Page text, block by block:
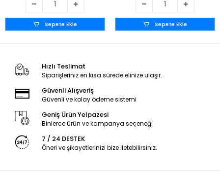
Sepete Ekle Sepete Ekle
Hızlı Teslimat
Siparişleriniz en kısa sürede elinize ulaşır.
Güvenli Alışveriş
Güvenli ve kolay ödeme sistemi
Geniş Ürün Yelpazesi
Binlerce ürün ve kampanya seçeneği
7 / 24 DESTEK
Öneri ve şikayetlerinizi bize iletebilirsiniz.